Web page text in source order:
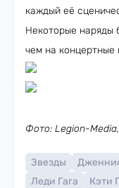
каждый её
Некоторые наряды
чем на концертные
Фото: Legion-
Звезды
Леди Гага
Кэти